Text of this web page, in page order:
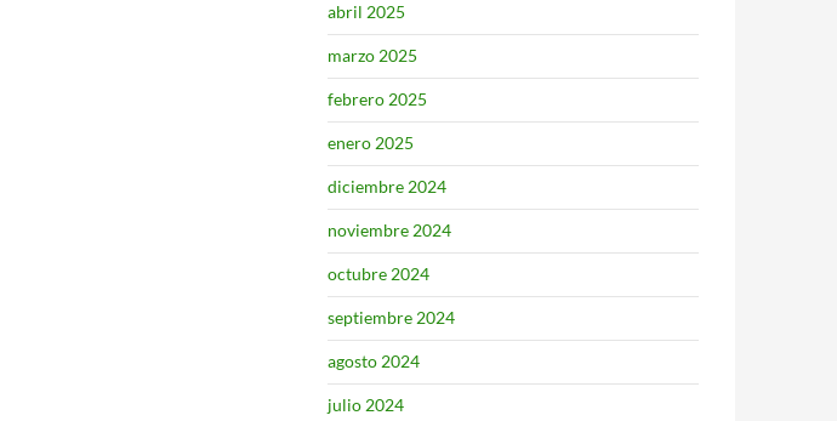
abril 2025
marzo 2025
febrero 2025
enero 2025
diciembre 2024
noviembre 2024
octubre 2024
septiembre 2024
agosto 2024
julio 2024